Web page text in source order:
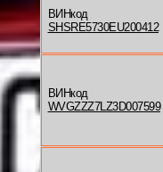
ВИНкод
SHSRE5730EU200412
ВИНкод
WVGZZZ7LZ3D007599